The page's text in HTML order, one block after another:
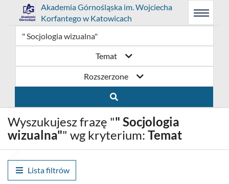
Menu
główne
Wyszukiwarka
Treść
główna
Przejdź
do
strony
domowej
biblioteki
Akademia
Górnośląska
im.
Wojciecha
Link
otwiera
się
w
nowym
oknie
Prolib
Integro
-
główna
Akademia Górnośląska im. Wojciecha
Korfantego w Katowicach
Menu
Temat
Rozszerzone
Wyszukujesz frazę "" Socjologia
wizualna"" wg kryterium: Temat
Lista filtrów